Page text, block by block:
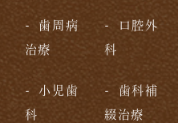
歯周病
治療
口腔外
科
小児歯
科
歯科補
綴治療